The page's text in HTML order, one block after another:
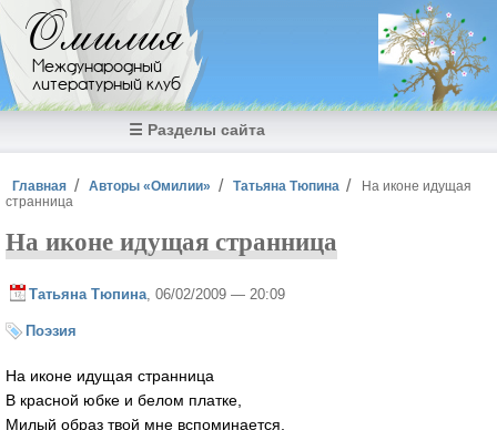
Перейти к основному содержанию
Омилия
Международный
литературный клуб
☰ Разделы сайта
Вы здесь
Главная Авторы «Омилии» Татьяна Тюпина
На иконе идущая
странница
На иконе идущая странница
Татьяна Тюпина , 06/02/2009 — 20:09
Поэзия
На иконе идущая странница
В красной юбке и белом платке,
Милый образ твой мне вспоминается,